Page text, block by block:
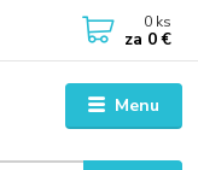
Menu
0 ks
za 0 €